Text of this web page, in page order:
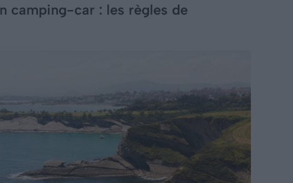
camping-car : les règles de